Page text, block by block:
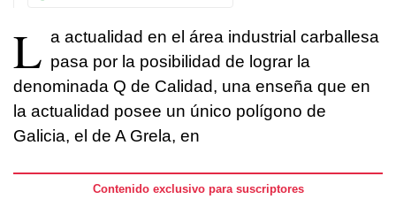
L a actualidad en el área industrial carballesa
pasa por la posibilidad de lograr la
denominada Q de Calidad, una enseña que en
la actualidad posee un único polígono de
Galicia, el de A Grela, en
Contenido exclusivo para suscriptores